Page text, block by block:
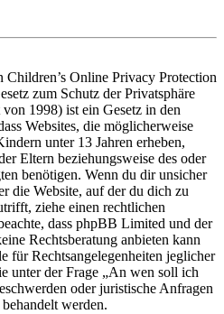
Children’s Online Privacy Protection
zum Schutz der Privatsphäre
1998) ist ein Gesetz in den
Websites, die möglicherweise
unter 13 Jahren erheben,
Eltern beziehungsweise des oder
benötigen. Wenn du dir unsicher
die Website, auf der du dich zu
ziehe einen rechtlichen
dass phpBB Limited und der
Rechtsberatung anbieten kann
für Rechtsangelegenheiten jeglicher
unter der Frage „An wen soll ich
oder juristische Anfragen
werden.